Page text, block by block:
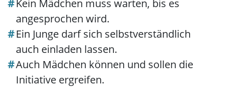
Kein Mädchen muss warten, bis es
angesprochen wird.
Ein Junge darf sich selbstverständlich
auch einladen lassen.
Auch Mädchen können und sollen die
Initiative ergreifen.